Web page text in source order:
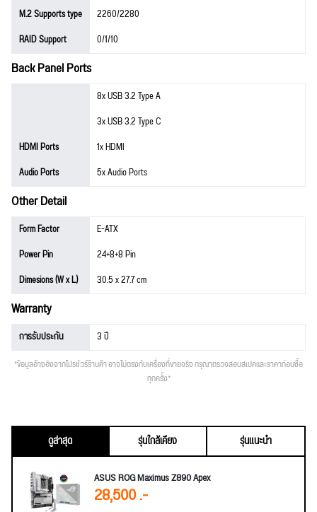
M.2 Supports type
2260/2280
RAID Support
0/1/10
Back Panel Ports
8x USB 3.2 Type A
3x USB 3.2 Type C
HDMI Ports
1x HDMI
Audio Ports
5x Audio Ports
Other Detail
Form Factor
E-ATX
Power Pin
24+8+8 Pin
Dimesions (W x L)
30.5 x 27.7 cm
Warranty
การรับประกัน 3 ปี
*ข้อมูลอ้างอิงจากโปรชัวร์ร้านค้า อาจไม่ตรงกับเครื่องที่ขายจริง กรุณาตรวจสอบสเปคและราคาก่อนซื้อ
ทุกครั้ง*
ดูล่าสุด รุ่นใกล้เคียง
รุ่นแนะนำ
ASUS ROG Maximus Z890 Apex
28,500 .-